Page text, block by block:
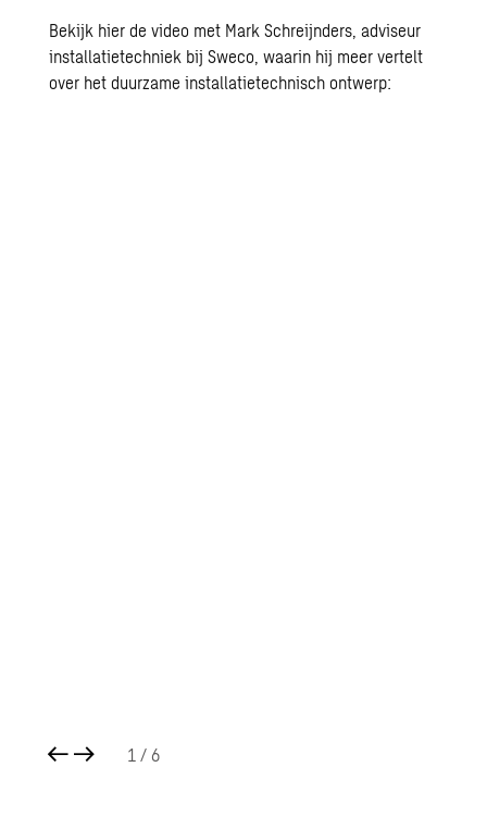
Bekijk hier de video met Mark Schreijnders, adviseur
installatietechniek bij Sweco, waarin hij meer vertelt
over het duurzame installatietechnisch ontwerp:
1 / 6